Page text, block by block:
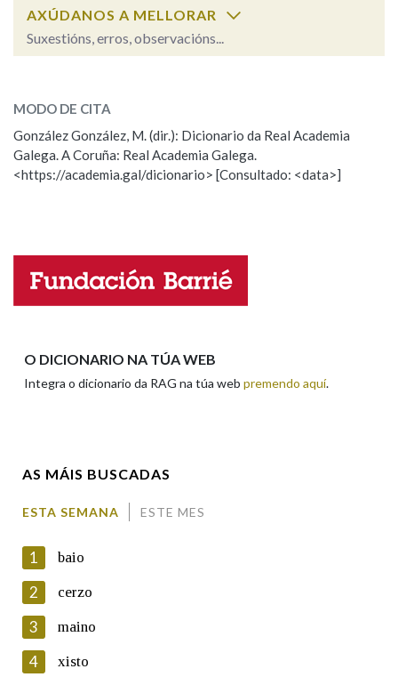
OUTRAS OPCIÓNS DE BUSCA
Marcas gramaticais
Pertence a
AXÚDANOS A MELLORAR
Suxestións, erros, observacións...
ESCOLLE UNHA OPCIÓN:
Observación Hai un erro na palabra
Propoño mellorar a definición
Nome
En cumprimento da normativa vixente en materia de
Protección de Datos de Carácter Persoal, a Real Academia
Galega informa a aqueles usuarios que faciliten o seu correo
MODO DE CITA
González González, M. (dir.): Dicionario da Real Academia
Galega. A Coruña: Real Academia Galega.
<https://academia.gal/dicionario> [Consultado: <data>]
O DICIONARIO NA TÚA WEB
Integra o dicionario da RAG na túa web premendo aquí.
AS MÁIS BUSCADAS
ESTA SEMANA ESTE MES
1 baio
2 cerzo
3 maino
4 xisto